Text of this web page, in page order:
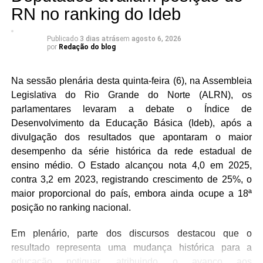
RN no ranking do Ideb
Publicado 3 dias atrásem agosto 6, 2026
por Redação do blog
Na sessão plenária desta quinta-feira (6), na Assembleia
Legislativa do Rio Grande do Norte (ALRN), os
parlamentares levaram a debate o Índice de
Desenvolvimento da Educação Básica (Ideb), após a
divulgação dos resultados que apontaram o maior
desempenho da série histórica da rede estadual de
ensino médio. O Estado alcançou nota 4,0 em 2025,
contra 3,2 em 2023, registrando crescimento de 25%, o
maior proporcional do país, embora ainda ocupe a 18ª
posição no ranking nacional.
Em plenário, parte dos discursos destacou que o
resultado representa uma mudança histórica para a